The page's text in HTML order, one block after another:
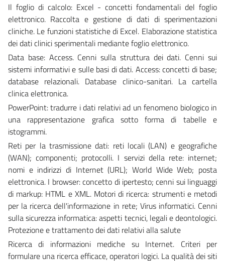
Il foglio di calcolo: Excel - concetti fondamentali del foglio
elettronico. Raccolta e gestione di dati di sperimentazioni
cliniche. Le funzioni statistiche di Excel. Elaborazione statistica
dei dati clinici sperimentali mediante foglio elettronico.
Data base: Access. Cenni sulla struttura dei dati. Cenni sui
sistemi informativi e sulle basi di dati. Access: concetti di base;
database relazionali. Database clinico-sanitari. La cartella
clinica elettronica.
PowerPoint: tradurre i dati relativi ad un fenomeno biologico in
una rappresentazione grafica sotto forma di tabelle e
istogrammi.
Reti per la trasmissione dati: reti locali (LAN) e geografiche
(WAN); componenti; protocolli. I servizi della rete: internet;
nomi e indirizzi di Internet (URL); World Wide Web; posta
elettronica. I browser: concetto di ipertesto; cenni sui linguaggi
di markup: HTML e XML. Motori di ricerca: strumenti e metodi
per la ricerca dell'informazione in rete; Virus informatici. Cenni
sulla sicurezza informatica: aspetti tecnici, legali e deontologici.
Protezione e trattamento dei dati relativi alla salute
Ricerca di informazioni mediche su Internet. Criteri per
formulare una ricerca efficace, operatori logici. La qualità dei siti